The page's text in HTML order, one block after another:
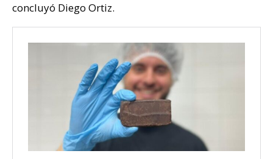
concluyó Diego Ortiz.